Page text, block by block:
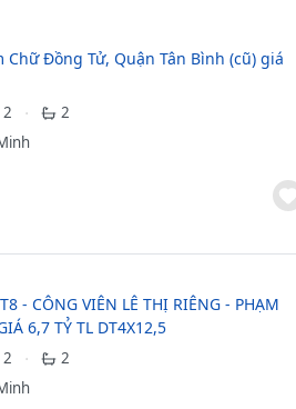
Đồng Tử, Quận Tân Bình (cũ) giá
2
2
- CÔNG VIÊN LÊ THỊ RIÊNG - PHẠM
6,7 TỶ TL DT4X12,5
2
2